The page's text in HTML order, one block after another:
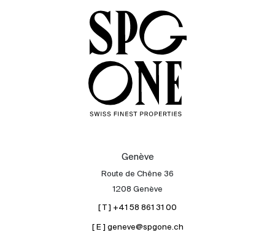
Genève
Route de Chêne 36
1208 Genève
[ T ] +41 58 861 31 00
[ E ] geneve@spgone.ch